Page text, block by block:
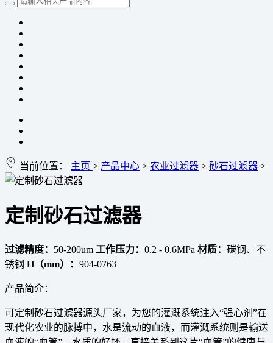
当前位置： 主页 > 产品中心 > 农业过滤器 > 砂石过滤器 >
定制砂石过滤器
过滤精度： 50-200um 工作压力： 0.2 - 0.6MPa 材质： 碳钢、不
锈钢 H（mm）： 904-0763
产品简介：
可定制砂石过滤器源头厂家，为您的灌溉系统注入“强心剂”在
现代化农业的脉搏中，水是流动的血液，而灌溉系统则是输送